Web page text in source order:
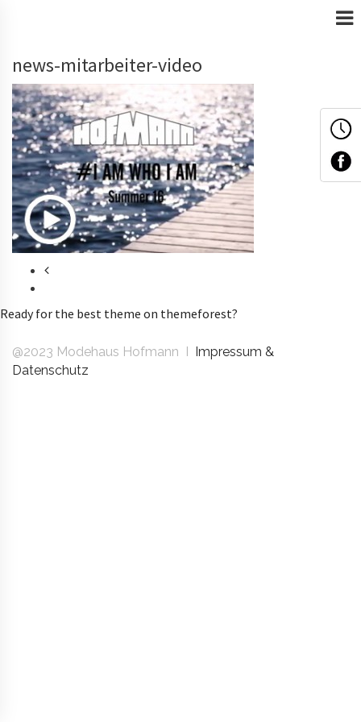
news-mitarbeiter-video
Ready for the best theme on themeforest?
@2023 Modehaus Hofmann I Impressum &
Datenschutz